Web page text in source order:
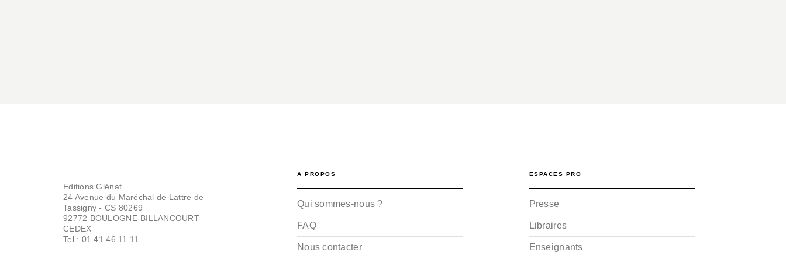
Editions Glénat
24 Avenue du Maréchal de Lattre de
Tassigny - CS 80269
92772 BOULOGNE-BILLANCOURT
CEDEX
Tel : 01.41.46.11.11
A PROPOS
Qui sommes-nous ?
FAQ
Nous contacter
ESPACES PRO
Presse
Libraires
Enseignants